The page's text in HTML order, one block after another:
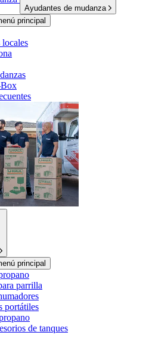
Ayudantes de mudanza
principal
locales
principal
parrilla
portátiles
de tanques